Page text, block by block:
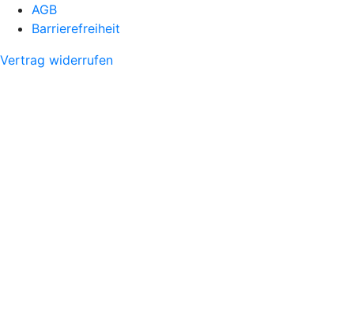
AGB
Barrierefreiheit
Vertrag widerrufen